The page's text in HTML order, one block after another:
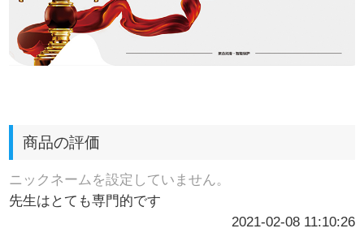
商品の評価
ニックネームを設定していません。
先生はとても専門的です
2021-02-08 11:10:26